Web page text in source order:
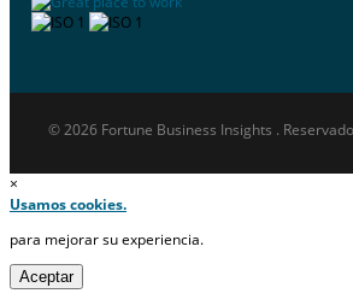
© 2026 Fortune Business Insights .
×
Usamos cookies.
para mejorar su experiencia.
Aceptar